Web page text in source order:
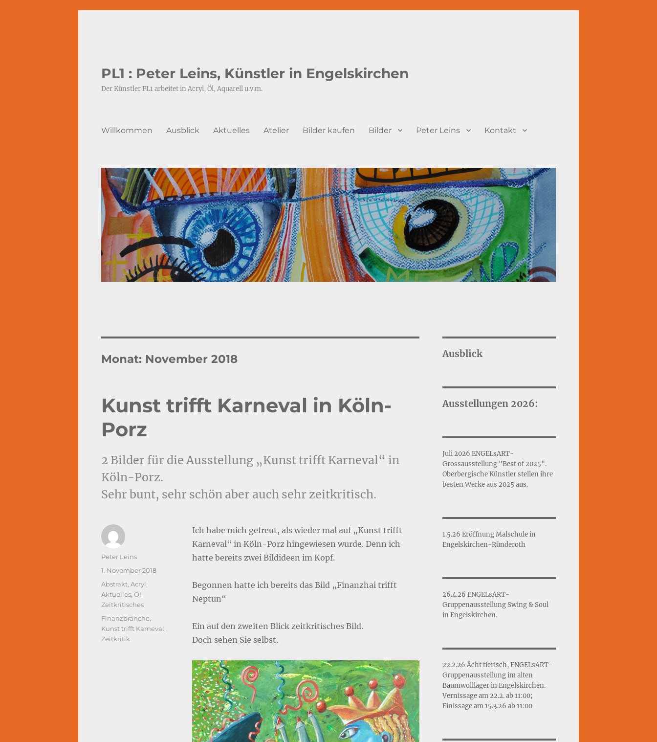
PL1 : Peter Leins, Künstler in Engelskirchen
Der Künstler PL1 arbeitet in Acryl, Öl, Aquarell u.v.m.
Willkommen Ausblick Aktuelles Atelier Bilder kaufen Bilder Peter Leins Kontakt
Monat: November 2018
Kunst trifft Karneval in Köln-
Porz
2 Bilder für die Ausstellung „Kunst trifft Karneval“ in
Köln-Porz.
Sehr bunt, sehr schön aber auch sehr zeitkritisch.
Ich habe mich gefreut, als wieder mal auf „Kunst trifft
Karneval“ in Köln-Porz hingewiesen wurde. Denn ich
hatte bereits zwei Bildideen im Kopf.
Begonnen hatte ich bereits das Bild „Finanzhai trifft
Neptun“
Ein auf den zweiten Blick zeitkritisches Bild.
Doch sehen Sie selbst.
Autor
Peter Leins
Veröffentlicht
am
1. November 2018
Kategorien
Abstrakt, Acryl,
Aktuelles, Öl,
Zeitkritisches
Schlagwörter
Finanzbranche,
Kunst trifft Karneval,
Zeitkritik
Ausblick
Ausstellungen 2026:
Juli 2026 ENGELsART-
Grossausstellung "Best of 2025".
Oberbergische Künstler stellen ihre
besten Werke aus 2025 aus.
1.5.26 Eröffnung Malschule in
Engelskirchen-Ründeroth
26.4.26 ENGELsART-
Gruppenausstellung Swing & Soul
in Engelskirchen.
22.2.26 Ächt tierisch, ENGELsART-
Gruppenausstellung im alten
Baumwolllager in Engelskirchen.
Vernissage am 22.2. ab 11:00;
Finissage am 15.3.26 ab 11:00